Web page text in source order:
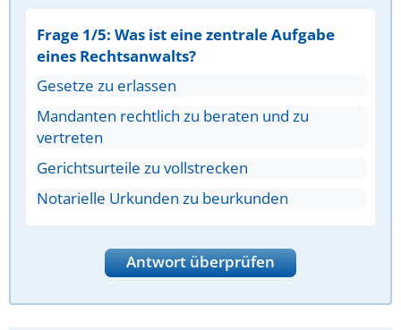
Frage 1/5: Was ist eine zentrale Aufgabe
eines Rechtsanwalts?
Gesetze zu erlassen
Mandanten rechtlich zu beraten und zu
vertreten
Gerichtsurteile zu vollstrecken
Notarielle Urkunden zu beurkunden
Antwort überprüfen